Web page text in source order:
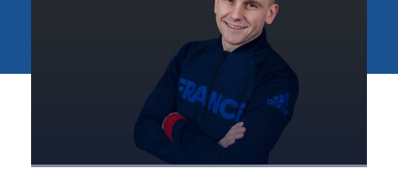
Contactez-nous
Suivez l’Équipe de France des métiers
Shanghai 2026